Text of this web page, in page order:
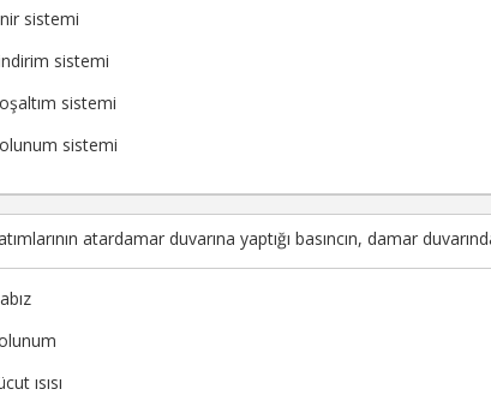
sistemi
sistemi
sistemi
sistemi
atardamar duvarına yaptığı basıncın, damar
ısısı